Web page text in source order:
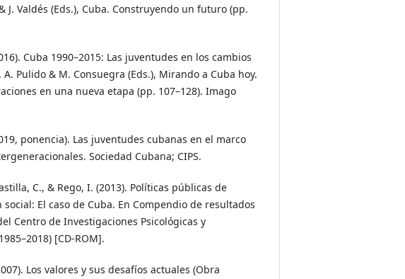
J. Valdés (Eds.), Cuba. Construyendo un futuro (pp.
Cuba 1990–2015: Las juventudes en los cambios
A. Pulido & M. Consuegra (Eds.), Mirando a Cuba hoy.
en una nueva etapa (pp. 107–128). Imago
ponencia). Las juventudes cubanas en el marco
Sociedad Cubana; CIPS.
C., & Rego, I. (2013). Políticas públicas de
El caso de Cuba. En Compendio de resultados
Centro de Investigaciones Psicológicas y
[CD-ROM].
Los valores y sus desafíos actuales (Obra